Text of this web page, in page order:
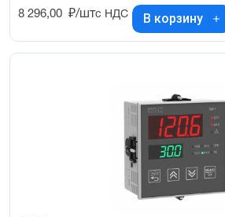
8 296,00 ₽/штс НДС В корзину